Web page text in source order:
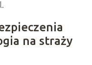
na straży